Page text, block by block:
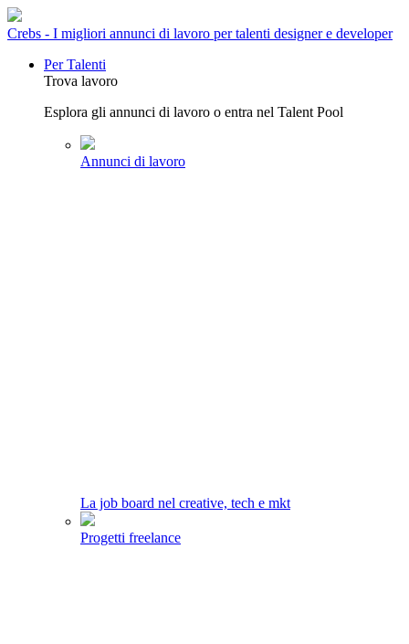
Crebs - I migliori annunci di lavoro per talenti designer e developer
Per Talenti
Trova lavoro
Esplora gli annunci di lavoro o entra nel Talent Pool
Annunci di lavoro
La job board nel creative, tech e mkt
Progetti freelance